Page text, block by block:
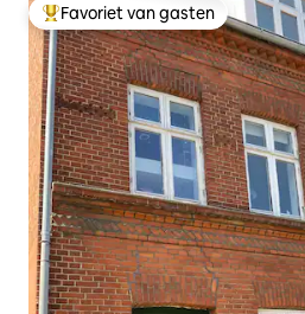
Topfavoriet van gasten
Favoriet van gasten